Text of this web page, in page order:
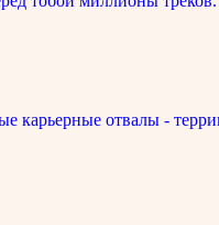
карьерные отвалы -